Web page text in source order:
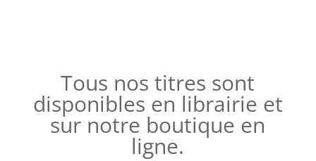
Tous nos titres sont
disponibles en librairie et
sur notre boutique en
ligne.